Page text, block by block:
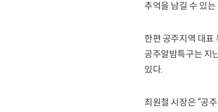
추억을 남길 수 있
한편 공주지역 대표
공주알밤특구는 지
있다.
최원철 시장은 “공